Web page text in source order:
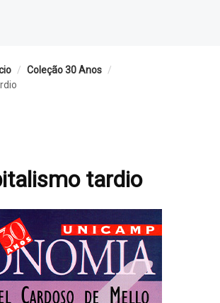
/ Coleção 30 Anos /
tardio